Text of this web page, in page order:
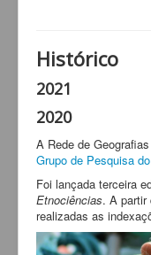
Histórico
2021
2020
A Rede de
Grupo de Pesquisa
Foi lançada terceira
Etnociências. A partir
realizadas as